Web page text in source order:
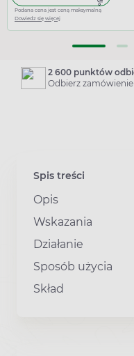
Podana cena jest ceną maksymalną
Dowiedz się więcej
2 600 punktów
Odbierz
Spis treści
Opis
Wskazania
Działanie
Sposób użycia
Skład